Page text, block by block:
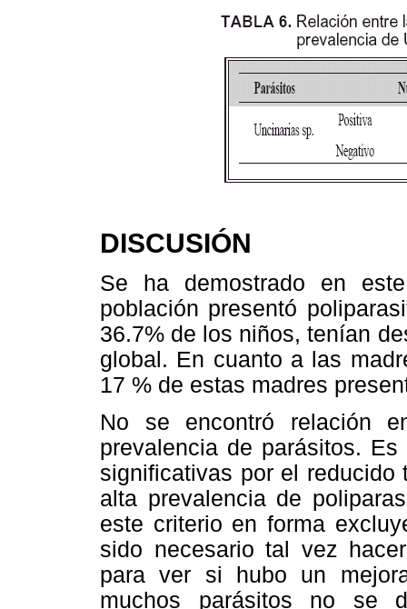
DISCUSIÓN
Se ha demostrado en
población presentó
36.7% de los niños, tenían
global. En cuanto a las
17 % de estas madres
No se encontró relación
prevalencia de parásitos.
significativas por el reducido
alta prevalencia de
este criterio en forma
sido necesario tal vez
para ver si hubo un
muchos parásitos no se